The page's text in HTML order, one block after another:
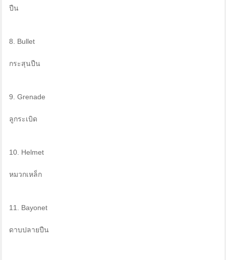
ปืน
8. Bullet
กระสุนปืน
9. Grenade
ลูกระเบิด
10. Helmet
หมวกเหล็ก
11. Bayonet
ดาบปลายปืน